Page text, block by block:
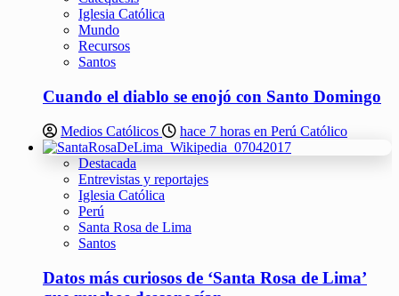
Iglesia Católica
Mundo
Recursos
Santos
Cuando el diablo se enojó con Santo Domingo
Medios Católicos hace 7 horas en Perú Católico
Destacada
Entrevistas y reportajes
Iglesia Católica
Perú
Santa Rosa de Lima
Santos
Datos más curiosos de ‘Santa Rosa de Lima’